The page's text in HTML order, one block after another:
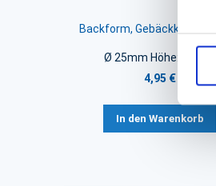
Backform, Gebäckkapseln
Ø 25mm Höhe: 18mm
4,95 €
In den Warenkorb